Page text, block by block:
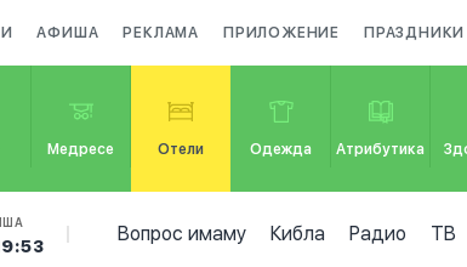
АФИША РЕКЛАМА ПРИЛОЖЕНИЕ ПРАЗДНИКИ
Медресе Отели Одежда Атрибутика
Вопрос имаму Кибла Радио ТВ